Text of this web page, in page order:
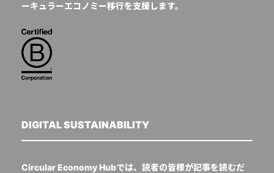
ーキュラーエコノミー移行を支援します。
DIGITAL SUSTAINABILITY
Circular Economy Hubでは、読者の皆様が記事を読むだ